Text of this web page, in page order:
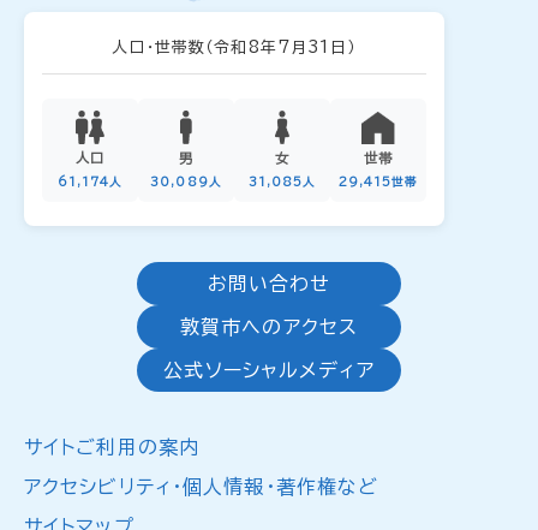
人口・世帯数 （令和8年7月31日）
人口
61,174人
男
30,089人
女
31,085人
世帯
29,415世帯
お問い合わせ
敦賀市へのアクセス
公式ソーシャルメディア
サイトご利用の案内
アクセシビリティ・個人情報・著作権など